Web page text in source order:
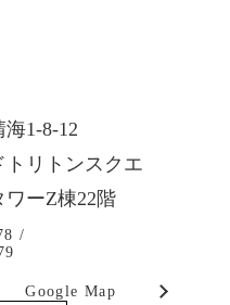
1-8-12
リトンスクエ
ーZ棟22階
/
Google Map